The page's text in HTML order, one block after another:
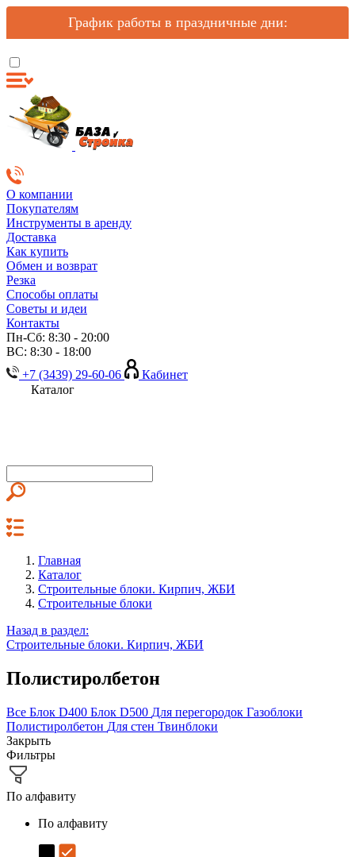
График работы в праздничные дни:
О компании
Покупателям
Инструменты в аренду
Доставка
Как купить
Обмен и возврат
Резка
Способы оплаты
Советы и идеи
Контакты
Пн-Сб: 8:30 - 20:00
ВС: 8:30 - 18:00
+7 (3439) 29-60-06
Кабинет
Каталог
Главная
Каталог
Строительные блоки. Кирпич, ЖБИ
Строительные блоки
Назад в раздел:
Строительные блоки. Кирпич, ЖБИ
Полистиролбетон
Все Блок D400 Блок D500 Для перегородок Газоблоки
Полистиролбетон Для стен Твинблоки
Закрыть
Фильтры
По алфавиту
По алфавиту